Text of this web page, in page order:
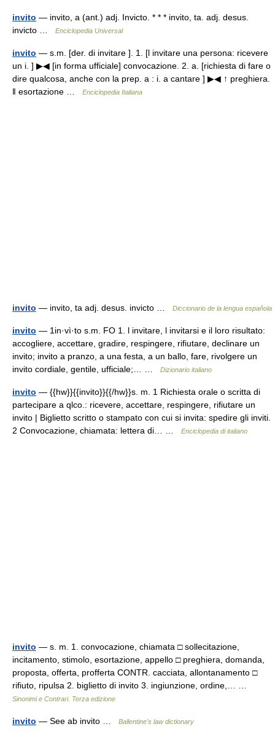
invito — invito, a (ant.) adj. Invicto. * * * invito, ta. adj. desus.
invicto …
Enciclopedia Universal
invito — s.m. [der. di invitare ]. 1. [l invitare una persona: ricevere
un i. ] ▶◀ [in forma ufficiale] convocazione. 2. a. [richiesta di fare o
dire qualcosa, anche con la prep. a : i. a cantare ] ▶◀ ↑ preghiera.
‖ esortazione …
Enciclopedia Italiana
invito — invito, ta adj. desus. invicto … Diccionario de la lengua española
invito — 1in·vì·to s.m. FO 1. l invitare, l invitarsi e il loro risultato:
accogliere, accettare, gradire, respingere, rifiutare, declinare un
invito; invito a pranzo, a una festa, a un ballo, fare, rivolgere un
invito cordiale, gentile, ufficiale;… …
Dizionario italiano
invito — {{hw}}{{invito}}{{/hw}}s. m. 1 Richiesta orale o scritta di
partecipare a qlco.: ricevere, accettare, respingere, rifiutare un
invito | Biglietto scritto o stampato con cui si invita: spedire gli inviti.
2 Convocazione, chiamata: lettera di… …
Enciclopedia di italiano
invito — s. m. 1. convocazione, chiamata □ sollecitazione,
incitamento, stimolo, esortazione, appello □ preghiera, domanda,
proposta, offerta, profferta CONTR. cacciata, allontanamento □
rifiuto, ripulsa 2. biglietto di invito 3. ingiunzione, ordine,… …
Sinonimi e Contrari. Terza edizione
invito — See ab invito … Ballentine's law dictionary